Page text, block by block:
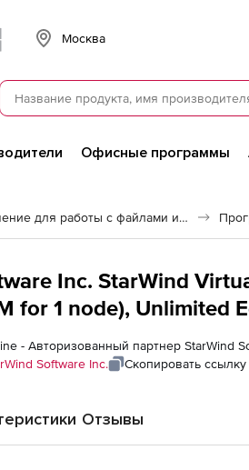
Москва
Офисные программы
Программное обеспечение для работы с файлами и дисками
Inc. StarWind
for 1 node), Unlimited
- Авторизованный партнер StarWind
Software Inc. Скопировать ссылку
Отзывы